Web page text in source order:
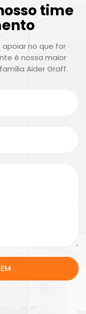
time
no que for
é nossa maior
Aider Graff.